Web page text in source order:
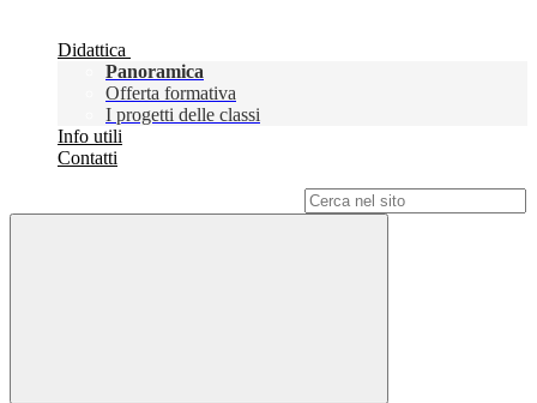
Didattica
Panoramica
Offerta formativa
I progetti delle classi
Info utili
Contatti